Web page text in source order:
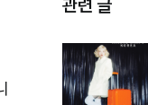
관련 글